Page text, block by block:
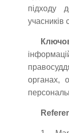
підходу
учасників
органах,